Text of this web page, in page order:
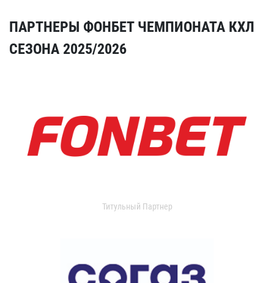
ПАРТНЕРЫ ФОНБЕТ ЧЕМПИОНАТА КХЛ
СЕЗОНА 2025/2026
Титульный Партнер